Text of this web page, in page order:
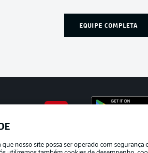
EQUIPE COMPLETA
nosso site possa ser operado com segurança